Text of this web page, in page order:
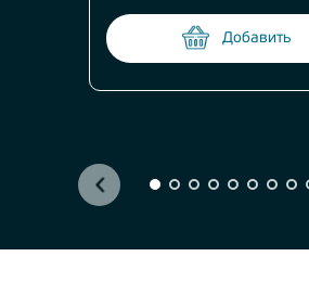
Добавить